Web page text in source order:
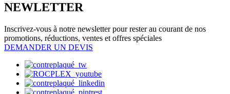
NEWLETTER
Inscrivez-vous à notre newsletter pour rester au courant de nos
promotions, réductions, ventes et offres spéciales
DEMANDER UN DEVIS